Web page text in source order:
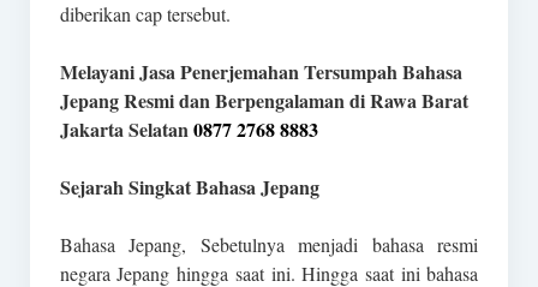
diberikan cap tersebut.
Melayani Jasa Penerjemahan Tersumpah Bahasa
Jepang Resmi dan Berpengalaman di Rawa Barat
Jakarta Selatan0877 2768 8883
Sejarah Singkat Bahasa Jepang
Bahasa Jepang, Sebetulnya menjadi bahasa resmi
negara Jepang hingga saat ini. Hingga saat ini bahasa